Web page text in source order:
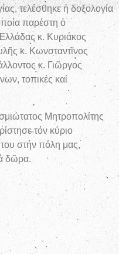
τελέσθηκε ἡ δοξολογία
παρέστη ὁ
κ. Κυριάκος
κ. Κωνσταντῖνος
κ. Γιῶργος
τοπικές καί
Μητροπολίτης
τόν κύριο
στήν πόλη μας,
δῶρα.